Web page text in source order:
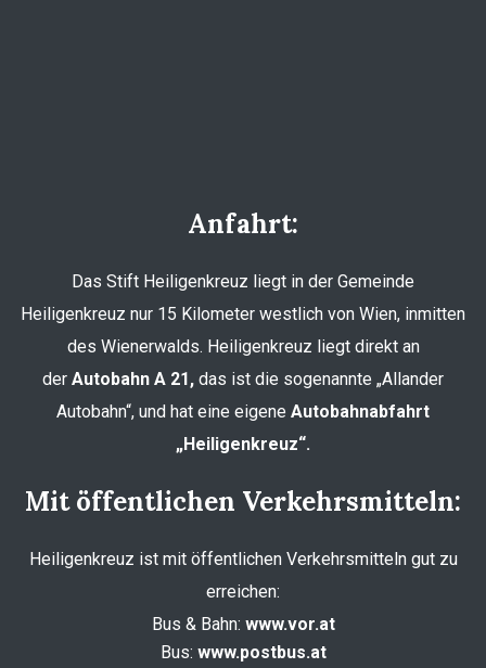
Anfahrt:
Das Stift Heiligenkreuz liegt in der Gemeinde
Heiligenkreuz nur 15 Kilometer westlich von Wien, inmitten
des Wienerwalds. Heiligenkreuz liegt direkt an
der Autobahn A 21, das ist die sogenannte „Allander
Autobahn“, und hat eine eigene Autobahnabfahrt
„Heiligenkreuz“.
Mit öffentlichen Verkehrsmitteln:
Heiligenkreuz ist mit öffentlichen Verkehrsmitteln gut zu
erreichen:
Bus & Bahn: www.vor.at
Bus: www.postbus.at